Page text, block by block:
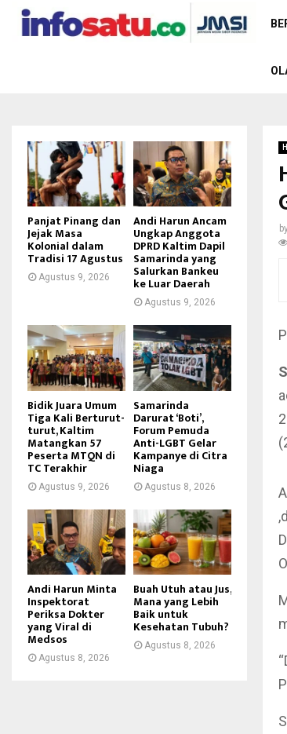
Panjat Pinang dan
Jejak Masa
Kolonial dalam
Tradisi 17 Agustus
Agustus 9, 2026
Andi Harun Ancam
Ungkap Anggota
DPRD Kaltim Dapil
Samarinda yang
Salurkan Bankeu
ke Luar Daerah
Agustus 9, 2026
Bidik Juara Umum
Tiga Kali Berturut-
turut, Kaltim
Matangkan 57
Peserta MTQN di
TC Terakhir
Agustus 9, 2026
Samarinda
Darurat ‘Boti’,
Forum Pemuda
Anti-LGBT Gelar
Kampanye di Citra
Niaga
Agustus 8, 2026
Andi Harun Minta
Inspektorat
Periksa Dokter
yang Viral di
Medsos
Agustus 8, 2026
Buah Utuh atau Jus,
Mana yang Lebih
Baik untuk
Kesehatan Tubuh?
Agustus 8, 2026